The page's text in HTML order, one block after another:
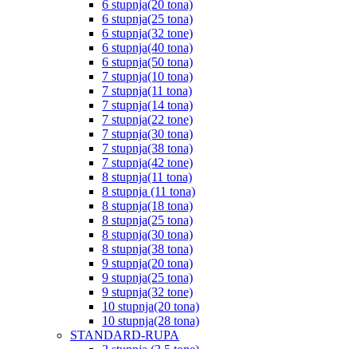
6 stupnja(20 tona)
6 stupnja(25 tona)
6 stupnja(32 tone)
6 stupnja(40 tona)
6 stupnja(50 tona)
7 stupnja(10 tona)
7 stupnja(11 tona)
7 stupnja(14 tona)
7 stupnja(22 tone)
7 stupnja(30 tona)
7 stupnja(38 tona)
7 stupnja(42 tone)
8 stupnja(11 tona)
8 stupnja (11 tona)
8 stupnja(18 tona)
8 stupnja(25 tona)
8 stupnja(30 tona)
8 stupnja(38 tona)
9 stupnja(20 tona)
9 stupnja(25 tona)
9 stupnja(32 tone)
10 stupnja(20 tona)
10 stupnja(28 tona)
STANDARD-RUPA